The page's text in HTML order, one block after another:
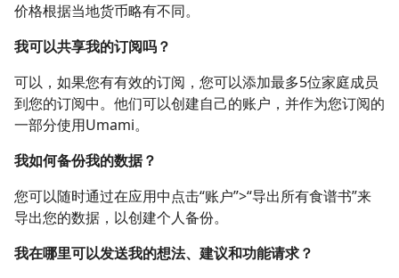
价格根据当地货币略有不同。
我可以共享我的订阅吗？
可以，如果您有有效的订阅，您可以添加最多5位家庭成员
到您的订阅中。他们可以创建自己的账户，并作为您订阅的
一部分使用Umami。
我如何备份我的数据？
您可以随时通过在应用中点击“账户”>“导出所有食谱书”来
导出您的数据，以创建个人备份。
我在哪里可以发送我的想法、建议和功能请求？